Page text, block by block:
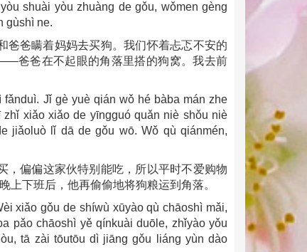
shuài yòu zhuàng de gǒu, wǒmen gèng
gùshì ne.
爸瞒着妈妈去买狗。我们怀着忐忑不安的
爸爸在不起眼的角落里搭的狗窝。我去前
Jǐ gè yuè qián wǒ hé bàba mán zhe
xiǎo xiǎo de yīngguó quǎn niè shǒu niè
jiǎoluò lǐ dā de gǒu wō. Wǒ qù qiánmén,
，偏偏这家伙特别能吃，所以平时不爱购物
上下班后，他再偷偷地将狗粮运到角落。
xiǎo gǒu de shíwù xūyào qù chāoshì mǎi,
pǎo chāoshì yě qínkuài duōle, zhǐyào yǒu
tā zài tōutōu dì jiāng gǒu liáng yùn dào